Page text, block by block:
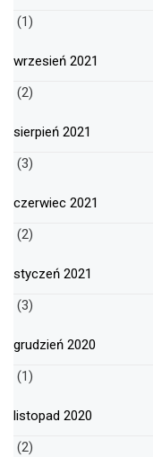
(1)
wrzesień 2021
(2)
sierpień 2021
(3)
czerwiec 2021
(2)
styczeń 2021
(3)
grudzień 2020
(1)
listopad 2020
(2)